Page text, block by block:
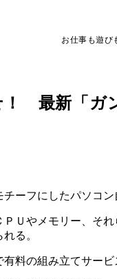
お仕事も遊び
！ 最新「ガ
ーフにしたパソコ
Ｕやメモリー、そ
る。
料の組み立てサー